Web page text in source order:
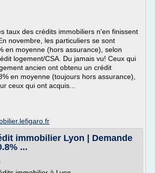
taux des crédits immobiliers n'en finissent
novembre, les particuliers se sont
en moyenne (hors assurance), selon
logement/CSA. Du jamais vu! Ceux qui
ancien ont obtenu un crédit
en moyenne (toujours hors assurance),
ceux qui ont acquis...
immobilier Lyon | Demande
...